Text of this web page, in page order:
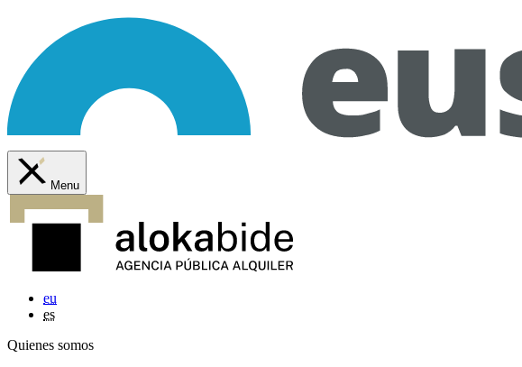
Menu
eu
es
Quienes somos